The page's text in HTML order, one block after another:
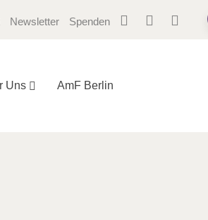
Newsletter Spenden
Uns AmF Berlin